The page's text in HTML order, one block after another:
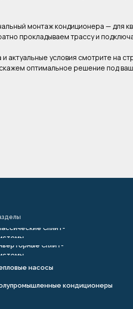
монтаж кондиционера — для
прокладываем трассу и
условия смотрите на
оптимальное решение под
Сплит-
Сплит-
насосы
кондиционеры